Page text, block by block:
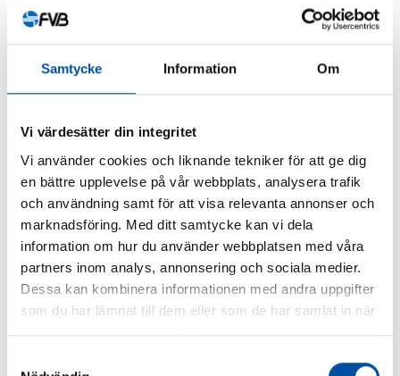
Samtycke Information Om
Vi värdesätter din integritet
Vi använder cookies och liknande tekniker för att ge dig
en bättre upplevelse på vår webbplats, analysera trafik
och användning samt för att visa relevanta annonser och
marknadsföring. Med ditt samtycke kan vi dela
information om hur du använder webbplatsen med våra
partners inom analys, annonsering och sociala medier.
Dessa kan kombinera informationen med andra uppgifter
som du har lämnat till dem eller som de har samlat in när
du har använt deras tjänster.
hållbarhetskrav. Vi rekommenderar i första hand att de
fortsätter att producera fordonsgas och investerar i en
tredje rötkammare och en ny uppgraderingsanläggning. Nu
ska politikerna ta ställning till detta, avslutar Henrik
Ytterligare information:
Henrik Lindholm, 013-25 09 41
DELA